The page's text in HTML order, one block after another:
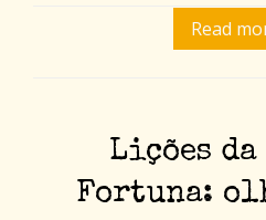
Read
Lições da
Fortuna: